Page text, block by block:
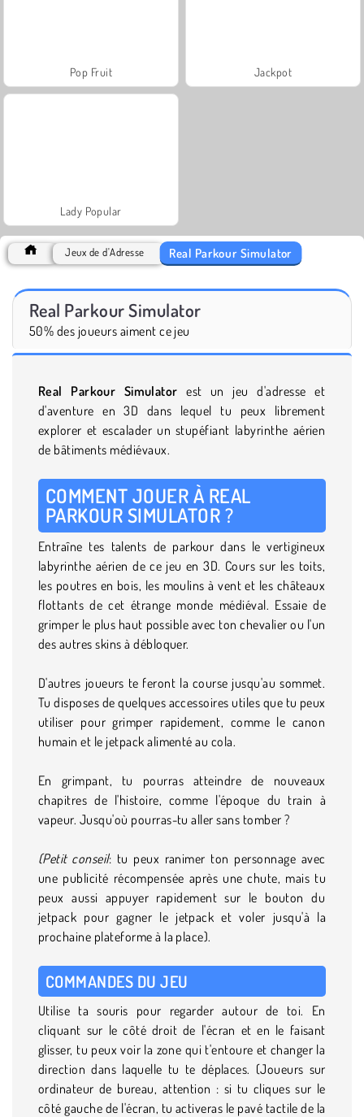
Pop Fruit Jackpot
Lady Popular
Jeux de d'Adresse Real Parkour Simulator
Real Parkour Simulator
50% des joueurs aiment ce jeu
Real Parkour Simulatorest un jeu d'adresse et
d'aventure en 3D dans lequel tu peux librement
explorer et escalader un stupéfiant labyrinthe aérien
de bâtiments médiévaux.
COMMENT JOUER À REAL
PARKOUR SIMULATOR ?
Entraîne tes talents de parkour dans le vertigineux
labyrinthe aérien de ce jeu en 3D. Cours sur les toits,
les poutres en bois, les moulins à vent et les châteaux
flottants de cet étrange monde médiéval. Essaie de
grimper le plus haut possible avec ton chevalier ou l'un
des autres skins à débloquer.
D'autres joueurs te feront la course jusqu'au sommet.
Tu disposes de quelques accessoires utiles que tu peux
utiliser pour grimper rapidement, comme le canon
humain et le jetpack alimenté au cola.
En grimpant, tu pourras atteindre de nouveaux
chapitres de l'histoire, comme l'époque du train à
vapeur. Jusqu'où pourras-tu aller sans tomber ?
(Petit conseil: tu peux ranimer ton personnage avec
une publicité récompensée après une chute, mais tu
peux aussi appuyer rapidement sur le bouton du
jetpack pour gagner le jetpack et voler jusqu'à la
prochaine plateforme à la place).
COMMANDES DU JEU
Utilise ta souris pour regarder autour de toi. En
cliquant sur le côté droit de l'écran et en le faisant
glisser, tu peux voir la zone qui t'entoure et changer la
direction dans laquelle tu te déplaces. (Joueurs sur
ordinateur de bureau, attention : si tu cliques sur le
côté gauche de l'écran, tu activeras le pavé tactile de la